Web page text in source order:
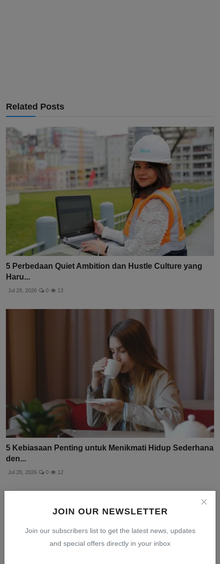
JOIN OUR NEWSLETTER
Join our subscribers list to get the latest news, updates
and special offers directly in your inbox
Related Posts
5 Perbedaan Quiet Ambition dan Hustle Culture yang
Haru...
Jul 28, 2026 0 13
5 Kebiasaan Penting untuk Menikmati Hidup Sederhana
den...
Jul 28, 2026 0 12